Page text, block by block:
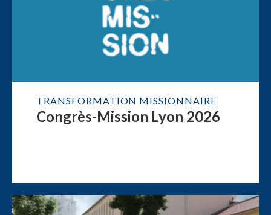
TRANSFORMATION MISSIONNAIRE
Congrès-Mission Lyon 2026